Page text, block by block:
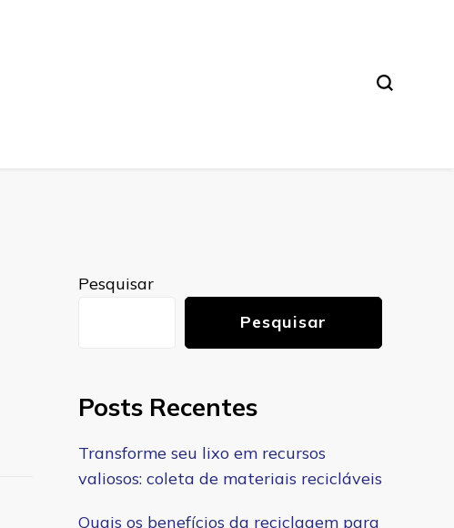
Pesquisar
Pesquisar
Posts Recentes
Transforme seu lixo em recursos
valiosos: coleta de materiais recicláveis
Quais os benefícios da reciclagem para